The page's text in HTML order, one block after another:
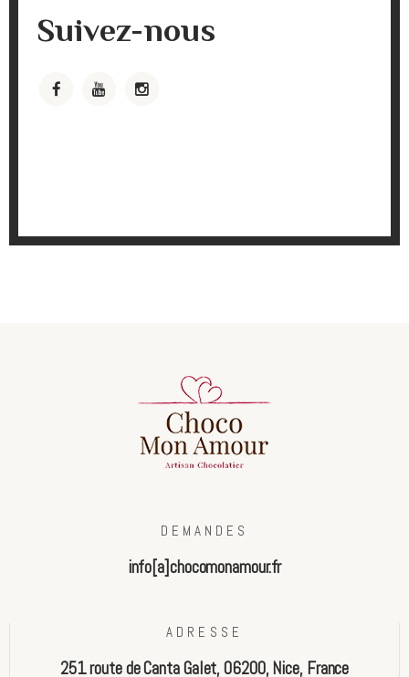
Suivez-nous
DEMANDES
info[a]chocomonamour.fr
ADRESSE
251 route de Canta Galet, 06200, Nice, France